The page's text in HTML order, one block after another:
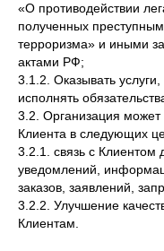
«О противодействии
полученных
терроризма» и иными
актами РФ;
3.1.2. Оказывать
исполнять
3.2. Организация
Клиента в следующих
3.2.1. связь с Клиентом
уведомлений,
заказов, заявлений,
3.2.2. Улучшение
Клиентам.